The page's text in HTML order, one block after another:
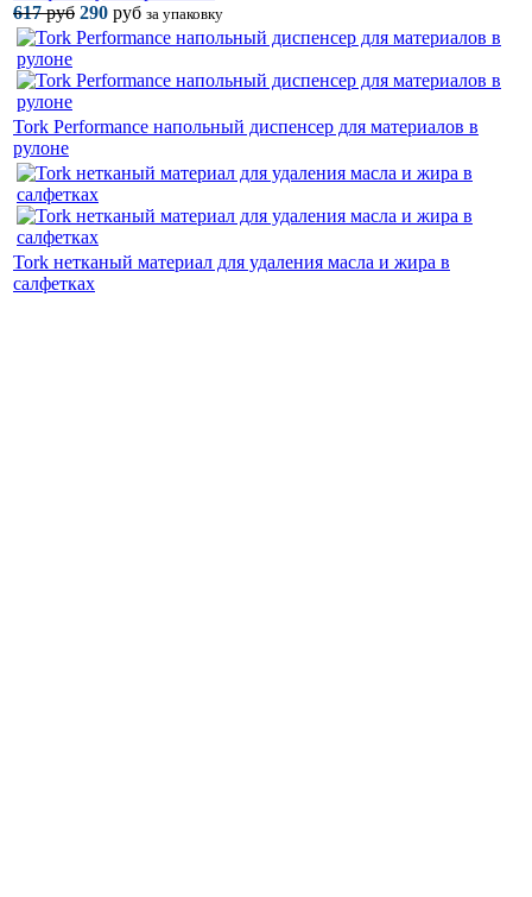
617руб 290 руб за упаковку
Tork Performance напольный диспенсер для материалов в
рулоне
Tork нетканый материал для удаления масла и жира в
салфетках